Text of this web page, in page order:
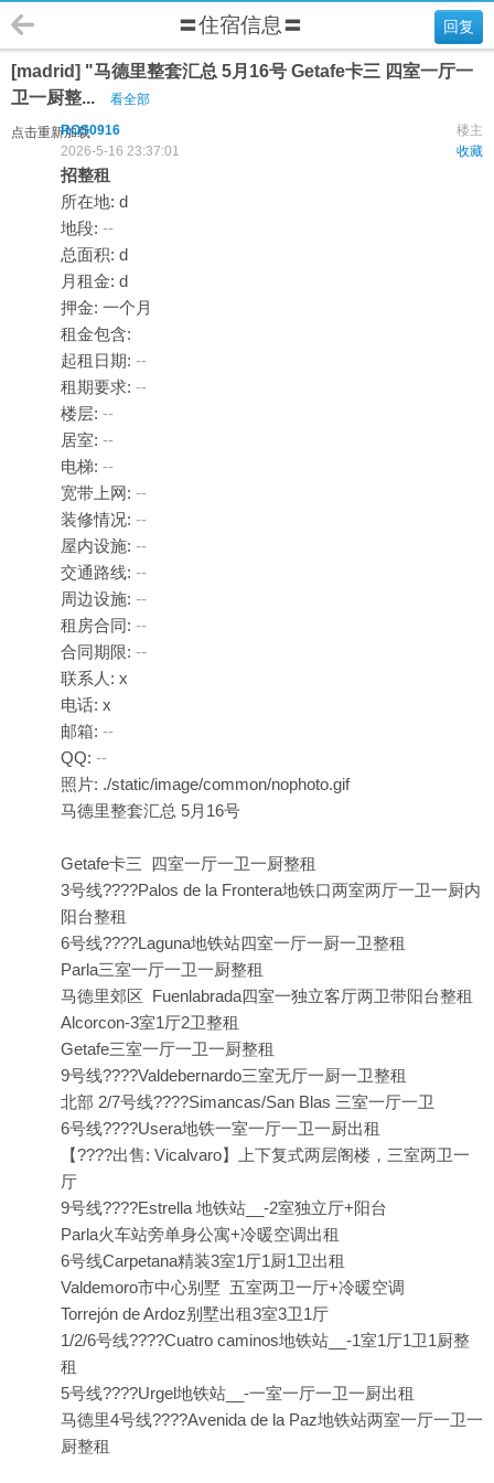
回复
〓住宿信息〓
[madrid] "马德里整套汇总 5月16号 Getafe卡三 四室一厅一
卫一厨整...
看全部
点击重新加载 楼主
ROS0916
收藏
2026-5-16 23:37:01
招整租
所在地: d
地段: --
总面积: d
月租金: d
押金: 一个月
租金包含:
起租日期: --
租期要求: --
楼层: --
居室: --
电梯: --
宽带上网: --
装修情况: --
屋内设施: --
交通路线: --
周边设施: --
租房合同: --
合同期限: --
联系人: x
电话: x
邮箱: --
QQ: --
照片: ./static/image/common/nophoto.gif
马德里整套汇总 5月16号
Getafe卡三 四室一厅一卫一厨整租
3号线????Palos de la Frontera地铁口两室两厅一卫一厨内
阳台整租
6号线????Laguna地铁站四室一厅一厨一卫整租
Parla三室一厅一卫一厨整租
马德里郊区 Fuenlabrada四室一独立客厅两卫带阳台整租
Alcorcon-3室1厅2卫整租
Getafe三室一厅一卫一厨整租
9号线????Valdebernardo三室无厅一厨一卫整租
北部 2/7号线????Simancas/San Blas 三室一厅一卫
6号线????Usera地铁一室一厅一卫一厨出租
【????出售: Vicalvaro】上下复式两层阁楼，三室两卫一
厅
9号线????Estrella 地铁站__-2室独立厅+阳台
Parla火车站旁单身公寓+冷暖空调出租
6号线Carpetana精装3室1厅1厨1卫出租
Valdemoro市中心别墅 五室两卫一厅+冷暖空调
Torrejón de Ardoz别墅出租3室3卫1厅
1/2/6号线????Cuatro caminos地铁站__-1室1厅1卫1厨整
租
5号线????Urgel地铁站__-一室一厅一卫一厨出租
马德里4号线????Avenida de la Paz地铁站两室一厅一卫一
厨整租